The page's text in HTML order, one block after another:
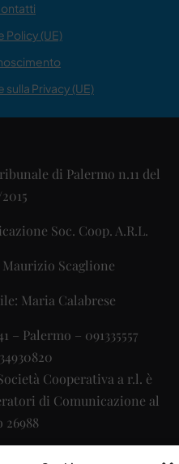
Policy (UE)
sulla Privacy (UE)
di Palermo n.11 del
Soc. Coop. A.R.L.
Scaglione
Maria Calabrese
– Palermo – 091335557
Cooperativa a r.l. è
di Comunicazione al
26988